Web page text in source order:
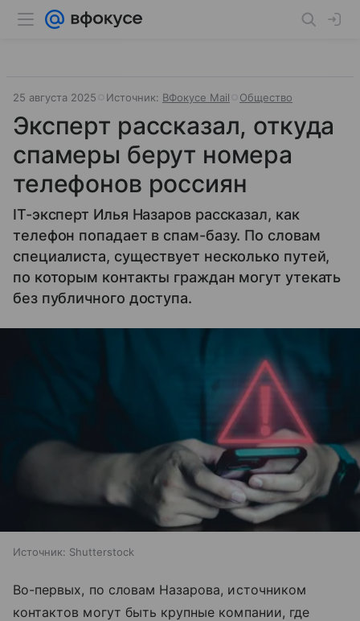
25 августа 2025 Источник: ВФокусе Mail Общество
Эксперт рассказал, откуда
спамеры берут номера
телефонов россиян
IT-эксперт Илья Назаров рассказал, как
телефон попадает в спам-базу. По словам
специалиста, существует несколько путей,
по которым контакты граждан могут утекать
без публичного доступа.
Источник: Shutterstock
Во-первых, по словам Назарова, источником
контактов могут быть крупные компании, где